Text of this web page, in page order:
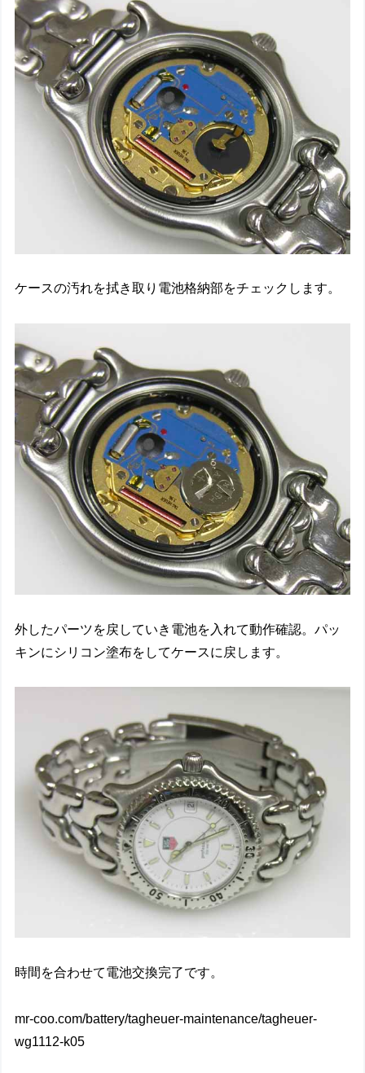
ケースの汚れを拭き取り電池格納部をチェックします。
外したパーツを戻していき電池を入れて動作確認。パッ
キンにシリコン塗布をしてケースに戻します。
時間を合わせて電池交換完了です。
mr-coo.com/battery/tagheuer-maintenance/tagheuer-
wg1112-k05